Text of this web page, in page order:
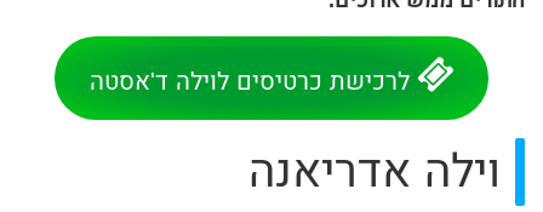
לרכישת כרטיסים לוילה ד'אסטה
וילה אדריאנה